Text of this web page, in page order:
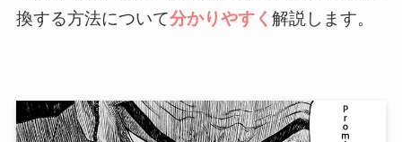
換する方法について分かりやすく 解説します。